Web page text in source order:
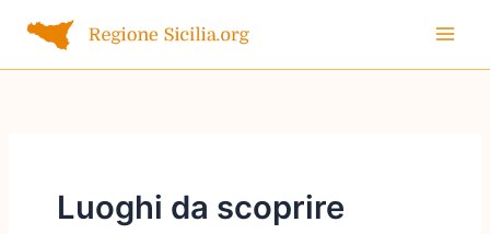
contenuto
Luoghi da scoprire